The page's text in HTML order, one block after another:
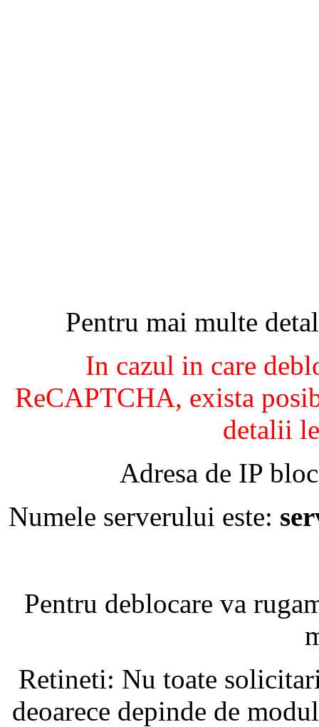
Pentru mai multe
In cazul in care
ReCAPTCHA, exista
detalii
Adresa de IP
Numele serverului este:
Pentru deblocare va
Retineti: Nu toate
deoarece depinde de